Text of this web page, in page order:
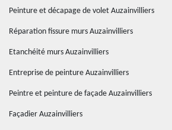
Peinture et décapage de volet Auzainvilliers
Réparation fissure murs Auzainvilliers
Etanchéité murs Auzainvilliers
Entreprise de peinture Auzainvilliers
Peintre et peinture de façade Auzainvilliers
Façadier Auzainvilliers